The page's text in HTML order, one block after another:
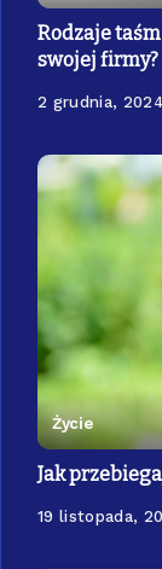
Rodzaje
swojej firmy?
2 grudnia, 2024
Życie
Jak
19 listopada,